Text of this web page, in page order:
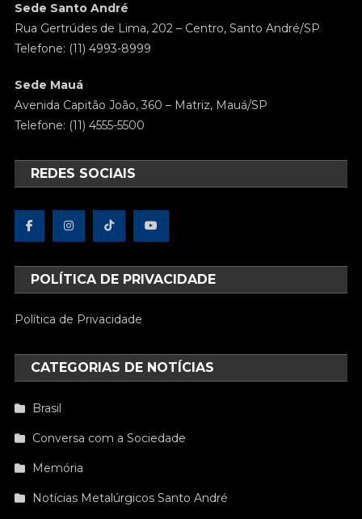
Sede Santo André
Rua Gertrúdes de Lima, 202 – Centro, Santo André/SP
Telefone: (11) 4993-8999
Sede Mauá
Avenida Capitão João, 360 – Matriz, Mauá/SP
Telefone: (11) 4555-5500
REDES SOCIAIS
POLÍTICA DE PRIVACIDADE
Política de Privacidade
CATEGORIAS DE NOTÍCIAS
Brasil
Conversa com a Sociedade
Memória
Notícias Metalúrgicos Santo André